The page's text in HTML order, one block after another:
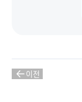
이전